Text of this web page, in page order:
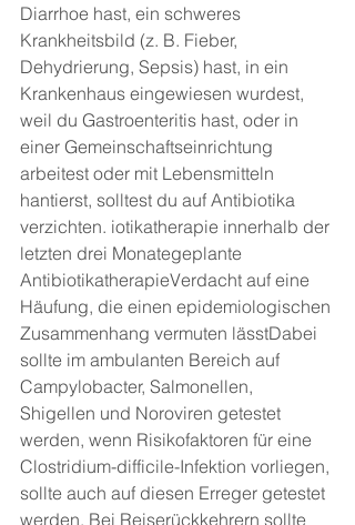
Diarrhoe hast, ein schweres
Krankheitsbild (z. B. Fieber,
Dehydrierung, Sepsis) hast, in ein
Krankenhaus eingewiesen wurdest,
weil du Gastroenteritis hast, oder in
einer Gemeinschaftseinrichtung
arbeitest oder mit Lebensmitteln
hantierst, solltest du auf Antibiotika
verzichten. iotikatherapie innerhalb der
letzten drei Monategeplante
AntibiotikatherapieVerdacht auf eine
Häufung, die einen epidemiologischen
Zusammenhang vermuten lässtDabei
sollte im ambulanten Bereich auf
Campylobacter, Salmonellen,
Shigellen und Noroviren getestet
werden, wenn Risikofaktoren für eine
Clostridium-difficile-Infektion vorliegen,
sollte auch auf diesen Erreger getestet
werden. Bei Reiserückkehrern sollte